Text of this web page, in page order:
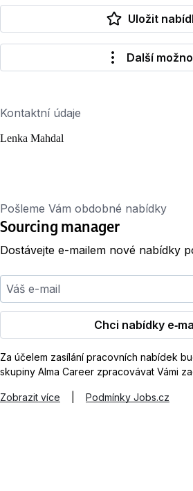
Uložit
Další
Kontaktní údaje
Lenka Mahdal
Pošleme Vám obdobné nabídky
Sourcing manager
Dostávejte e-mailem nové nabídky
Váš e-mail
Chci nabídky
Za účelem zasílání pracovních nabídek
skupiny Alma Career zpracovávat Vámi
Zobrazit více Podmínky Jobs.cz